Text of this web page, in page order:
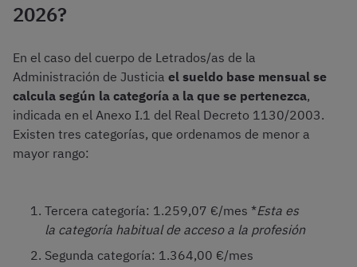
2026?
En el caso del cuerpo de Letrados/as de la
Administración de Justicia el sueldo base mensual se
calcula según la categoría a la que se pertenezca,
indicada en el Anexo I.1 del Real Decreto 1130/2003.
Existen tres categorías, que ordenamos de menor a
mayor rango:
Tercera categoría: 1.259,07 €/mes *Esta es
la categoría habitual de acceso a la profesión
Segunda categoría: 1.364,00 €/mes